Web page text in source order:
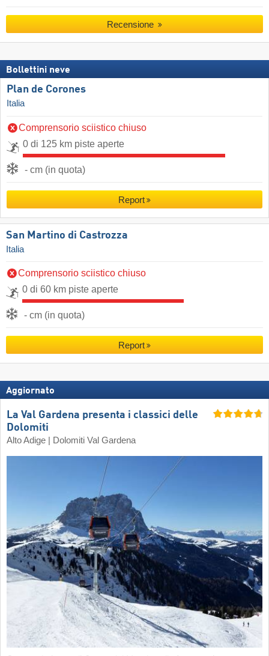
Recensione
Bollettini neve
Plan de Corones
Italia
Comprensorio sciistico chiuso
0 di 125 km piste aperte
- cm (in quota)
Report
San Martino di Castrozza
Italia
Comprensorio sciistico chiuso
0 di 60 km piste aperte
- cm (in quota)
Report
Aggiornato
La Val Gardena presenta i classici delle
Dolomiti
Alto Adige | Dolomiti Val Gardena